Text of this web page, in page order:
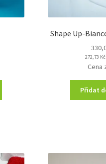
Shape Up-
272,73 Kč
Cena
Přidat